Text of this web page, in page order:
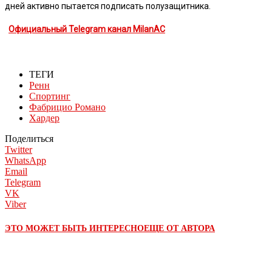
дней активно пытается подписать полузащитника.
Официальный Telegram канал MilanAC
ТЕГИ
Ренн
Спортинг
Фабрицио Романо
Хардер
Поделиться
Twitter
WhatsApp
Email
Telegram
VK
Viber
ЭТО МОЖЕТ БЫТЬ ИНТЕРЕСНОЕЩЕ ОТ АВТОРА